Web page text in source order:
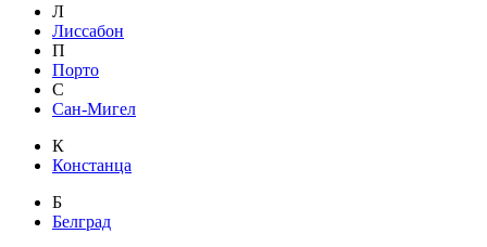
Л
Лиссабон
П
Порто
С
Сан-Мигел
К
Констанца
Б
Белград